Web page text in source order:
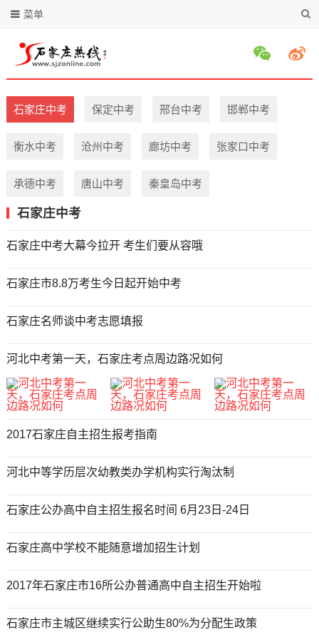
菜单
石家庄中考 保定中考 邢台中考 邯郸中考
衡水中考 沧州中考 廊坊中考 张家口中考
承德中考 唐山中考 秦皇岛中考
石家庄中考
石家庄中考大幕今拉开 考生们要从容哦
石家庄市8.8万考生今日起开始中考
石家庄名师谈中考志愿填报
河北中考第一天，石家庄考点周边路况如何
2017石家庄自主招生报考指南
河北中等学历层次幼教类办学机构实行淘汰制
石家庄公办高中自主招生报名时间 6月23日-24日
石家庄高中学校不能随意增加招生计划
2017年石家庄市16所公办普通高中自主招生开始啦
石家庄市主城区继续实行公助生80%为分配生政策